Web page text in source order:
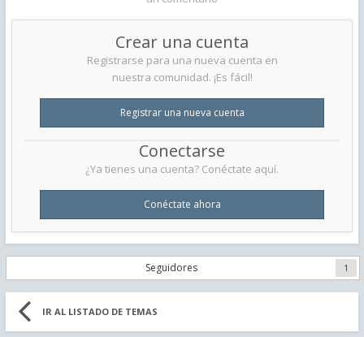
Crear una cuenta
Registrarse para una nueva cuenta en
nuestra comunidad. ¡Es fácil!
Registrar una nueva cuenta
Conectarse
¿Ya tienes una cuenta? Conéctate aquí.
Conéctate ahora
Seguidores 1
IR AL LISTADO DE TEMAS